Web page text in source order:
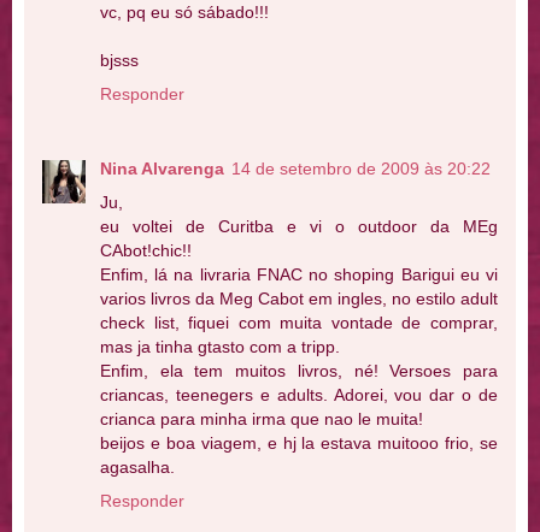
vc, pq eu só sábado!!!
bjsss
Responder
Nina Alvarenga 14 de setembro de 2009 às 20:22
Ju,
eu voltei de Curitba e vi o outdoor da MEg
CAbot!chic!!
Enfim, lá na livraria FNAC no shoping Barigui eu vi
varios livros da Meg Cabot em ingles, no estilo adult
check list, fiquei com muita vontade de comprar,
mas ja tinha gtasto com a tripp.
Enfim, ela tem muitos livros, né! Versoes para
criancas, teenegers e adults. Adorei, vou dar o de
crianca para minha irma que nao le muita!
beijos e boa viagem, e hj la estava muitooo frio, se
agasalha.
Responder